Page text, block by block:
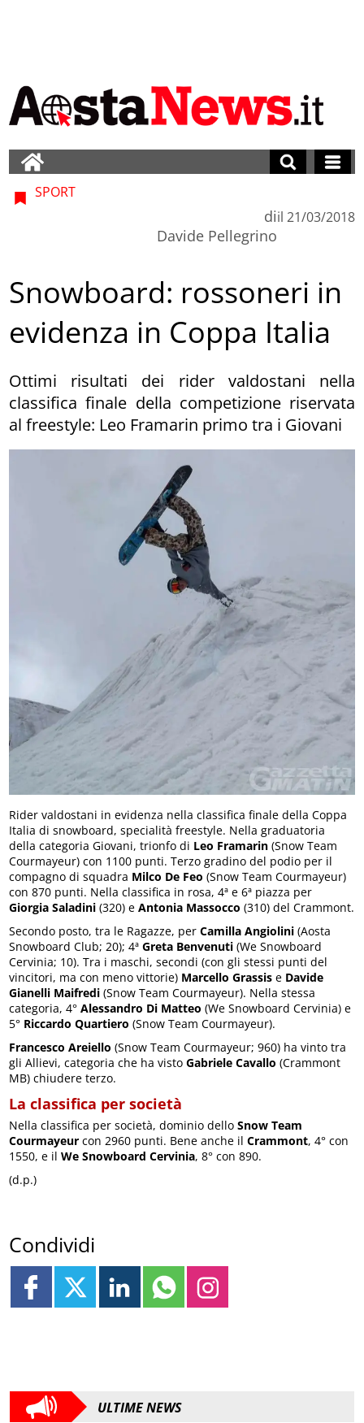
SPORT
di
Davide Pellegrino
il 21/03/2018
Snowboard: rossoneri in
evidenza in Coppa Italia
Ottimi risultati dei rider valdostani nella
classifica finale della competizione riservata
al freestyle: Leo Framarin primo tra i Giovani
Rider valdostani in evidenza nella classifica finale della Coppa
Italia di snowboard, specialità freestyle. Nella graduatoria
della categoria Giovani, trionfo di Leo Framarin (Snow Team
Courmayeur) con 1100 punti. Terzo gradino del podio per il
compagno di squadra Milco De Feo (Snow Team Courmayeur)
con 870 punti. Nella classifica in rosa, 4ª e 6ª piazza per
Giorgia Saladini (320) eAntonia Massocco (310) del Crammont.
Secondo posto, tra le Ragazze, perCamilla Angiolini (Aosta
Snowboard Club; 20); 4ªGreta Benvenuti (We Snowboard
Cervinia; 10). Tra i maschi, secondi (con gli stessi punti del
vincitori, ma con meno vittorie) Marcello Grassis e Davide
Gianelli Maifredi (Snow Team Courmayeur). Nella stessa
categoria, 4°Alessandro Di Matteo (We Snowboard Cervinia) e
5° Riccardo Quartiero (Snow Team Courmayeur).
Francesco Areiello (Snow Team Courmayeur; 960) ha vinto tra
gli Allievi, categoria che ha vistoGabriele Cavallo (Crammont
MB) chiudere terzo.
La classifica per società
Nella classifica per società, dominio delloSnow Team
Courmayeur con 2960 punti. Bene anche ilCrammont, 4° con
1550, e ilWe Snowboard Cervinia, 8° con 890.
(d.p.)
Condividi
ULTIME NEWS